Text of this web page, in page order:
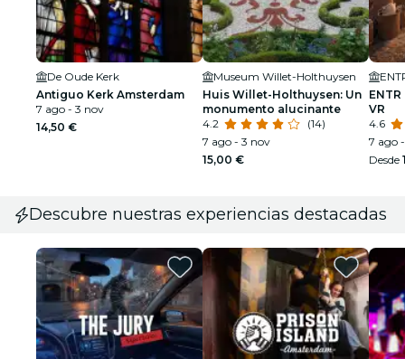
De Oude Kerk
Antiguo Kerk Amsterdam
7 ago - 3 nov
14,50 €
Museum Willet-Holthuysen
Huis Willet-Holthuysen: Un
monumento alucinante
4.2
(14)
7 ago - 3 nov
15,00 €
VR
4.6
7 ago
Desde
Descubre nuestras experiencias destacadas